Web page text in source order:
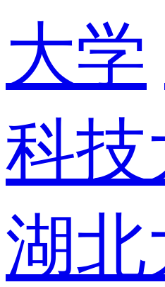
大学
科技
湖北